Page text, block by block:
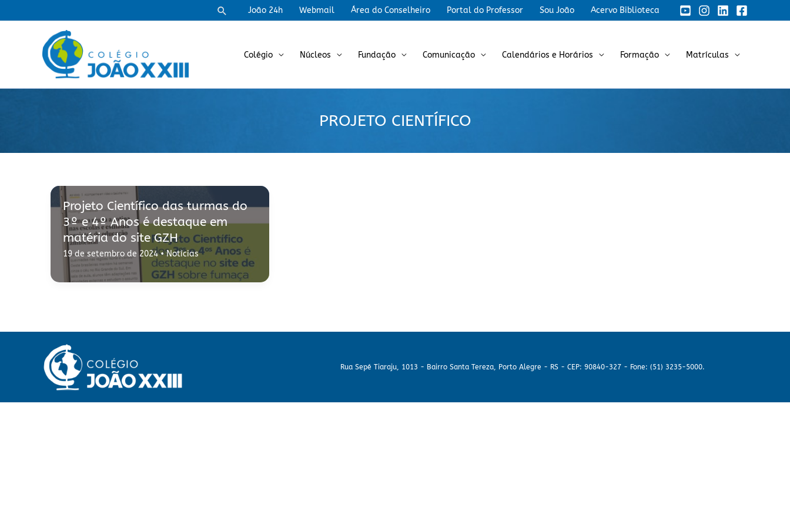
para
PesquisarJoão 24h Webmail Área do Conselheiro Portal do Professor Sou João Acervo Biblioteca
Colégio Núcleos Fundação Comunicação Calendários e Horários Formação Matrículas
PROJETO CIENTÍFICO
Projeto Científico das turmas do
3º e 4º Anos é destaque em
matéria do site GZH
19 de setembro de 2024•Notícias
Rua Sepé Tiaraju, 1013 - Bairro Santa Tereza, Porto Alegre - RS - CEP: 90840-327 - Fone: (51) 3235-5000.